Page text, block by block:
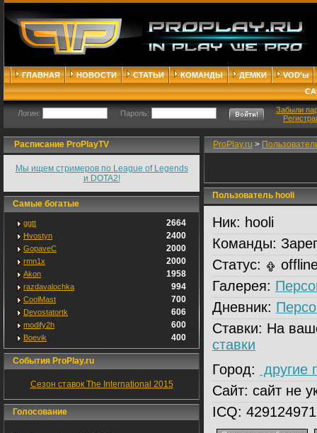
ГЛАВНАЯ НОВОСТИ СТАТЬИ КОМАНДЫ ДЕМКИ
VOD'ы
Логин: Пароль:
Забыли
Расписание ProPlayTV
Мы ищем стримеров по League of Legends
и DOTA2!
Самые богатые
ggtt 2664
Hvostyn 2400
GopaveC 2000
rmn1x 2000
Akon 1958
razdavalochka 994
CoolMast 700
Devostatortk 606
modify2h 600
Boevik 400
События ProPlay.ru
Сезон ставок The International 2015
Голосование
ProPlay.ru >
Пользователь hooli
Ник: hooli
Команды:
Статус:
Галерея:
Дневник:
Ставки: На
ставки
Город:
другие
Сайт: сайт не
ICQ: 429124971